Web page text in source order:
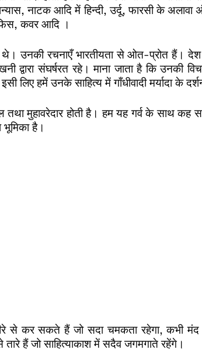
नाटक आदि में हिन्दी, उर्दू, फारसी के अलावा
कवर आदि ।
उनकी रचनाएँ भारतीयता से ओत-प्रोत हैं। देश
संघर्षरत रहे। माना जाता है कि उनकी
लिए हमें उनके साहित्य में गाँधीवादी मर्यादा के
तथा मुहावरेदार होती है। हम यह गर्व के साथ कह
है।
से कर सकते हैं जो सदा चमकता रहेगा, कभी
हैं जो साहित्याकाश में सदैव जगमगाते रहेंगे।